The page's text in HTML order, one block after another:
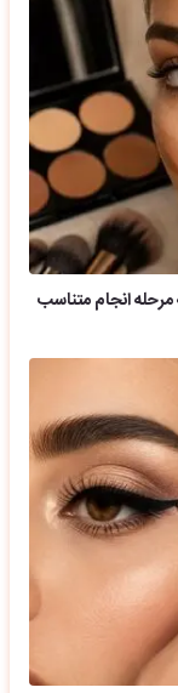
انجام متناسب